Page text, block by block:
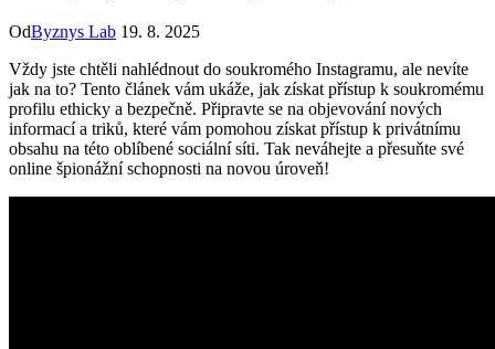
OdByznys Lab 19. 8. 2025
Vždy jste chtěli nahlédnout do soukromého Instagramu, ale nevíte
jak na to? Tento článek vám ukáže, jak získat přístup k soukromému
profilu ethicky a bezpečně. Připravte se na objevování nových
informací a triků, které vám pomohou získat přístup k privátnímu
obsahu na této oblíbené sociální síti. Tak neváhejte a přesuňte své
online špionážní schopnosti na novou úroveň!